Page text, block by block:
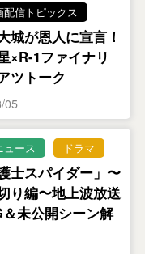
信トピックス
城が恩人に宣言！
×R-1ファイナリ
ツトーク
05
ュース ドラマ
士スパイダー」〜
り編〜地上波放送
未公開シーン解